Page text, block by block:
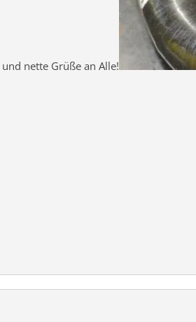
nette Grüße an Alle!